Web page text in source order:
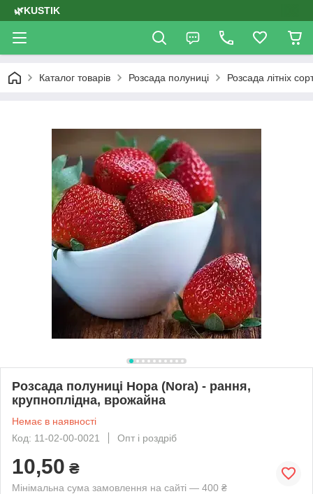
🌿KUSTIK
Каталог товарів Розсада полуниці Розсада літніх
Розсада полуниці Нора (Nora) - рання,
крупноплідна, врожайна
Немає в наявності
Код: 11-02-00-0021
Опт і роздріб
10,50 ₴
Мінімальна сума замовлення на сайті — 400 ₴